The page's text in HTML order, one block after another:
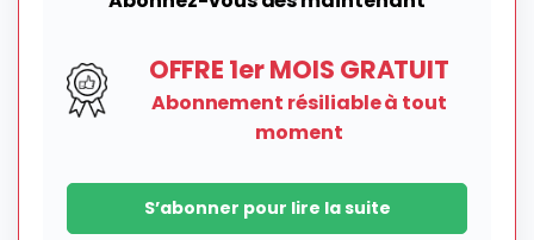
OFFRE 1er MOIS GRATUIT
Abonnement résiliable à tout
moment
S’abonner pour lire la suite